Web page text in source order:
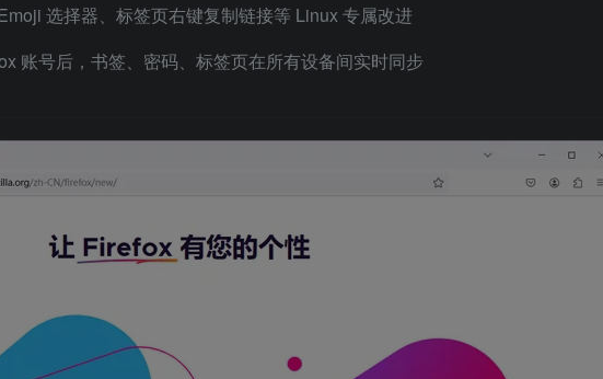
选择器、标签页右键复制链接等 Linux 专属改进
账号后，书签、密码、标签页在所有设备间实时同步